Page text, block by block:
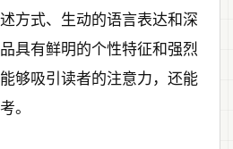
方式、生动的语言表达和深
具有鲜明的个性特征和强烈
够吸引读者的注意力，还能
。